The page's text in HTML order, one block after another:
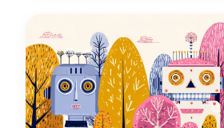
y prolongue la vida útil del contenido
original.